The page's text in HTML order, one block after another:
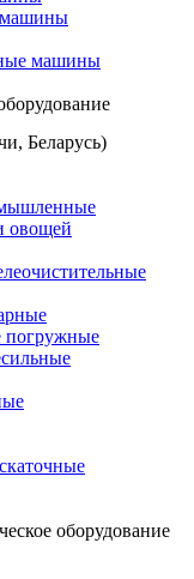
машины
машины
Беларусь)
овощей
оборудование